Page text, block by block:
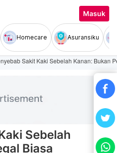
Masuk
Homecare Asuransiku
Sakit Kaki Sebelah Kanan: Bukan
Sebelah
Biasa